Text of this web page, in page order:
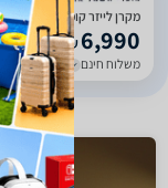
מקרן לייזר קומפקטי ריקו Ricoh PJ WUL5860 WUXGA
₪6,990
משלוח חינם עד 7 ימי עסקים